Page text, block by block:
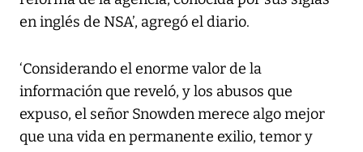
en inglés de NSA’, agregó el diario.
‘Considerando el enorme valor de la
información que reveló, y los abusos que
expuso, el señor Snowden merece algo mejor
que una vida en permanente exilio, temor y